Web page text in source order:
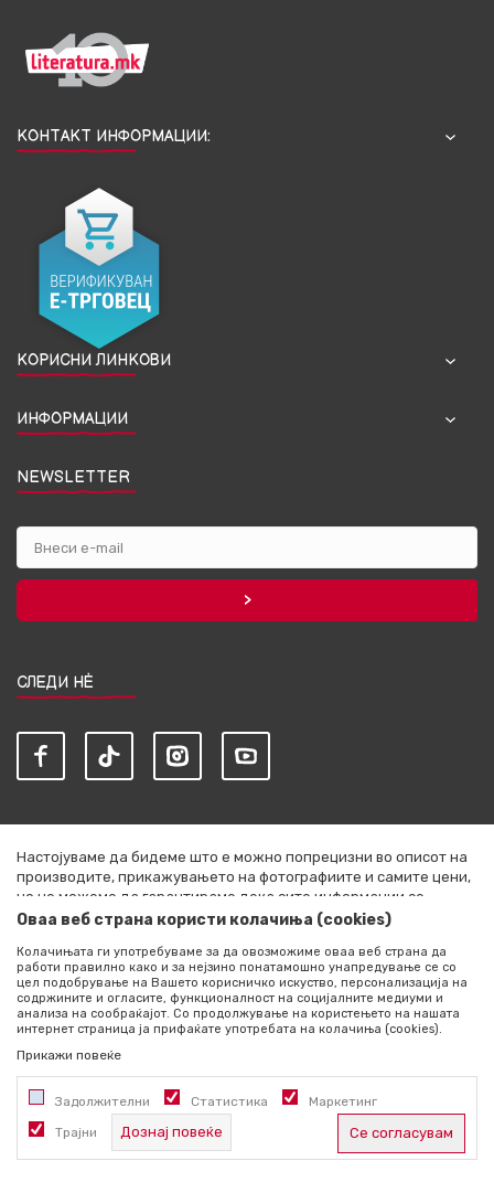
КОНТАКТ ИНФОРМАЦИИ:
КОРИСНИ ЛИНКОВИ
ИНФОРМАЦИИ
NEWSLETTER
СЛЕДИ НЀ
Настојуваме да бидеме што е можно попрецизни во описот на
производите, прикажувањето на фотографиите и самите цени,
но не можеме да гарантираме дека сите информации се
комплетни и без грешки. Сите артикли прикажани на сајтот се
секој момент. Расположливоста на производите можете да ја
проверите со повик на +389 76 444 490
©2026 literatura.mk, Изработено одNB SOFT. Сите права
задржани.
Оваа веб страна користи колачиња (cookies)
Колачињата ги употребуваме за да овозможиме оваа веб страна да
работи правилно како и за нејзино понатамошно унапредување се со
цел подобрување на Вашето корисничко искуство, персонализација на
содржините и огласите, функционалност на социјалните медиуми и
анализа на сообраќајот. Со продолжување на користењето на нашата
интернет страница ја прифаќате употребата на колачиња (cookies).
Прикажи повеќе
Задолжителни Статистика Маркетинг
Трајни Дознај повеќе Се согласувам